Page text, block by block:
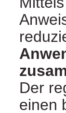
Der
einen